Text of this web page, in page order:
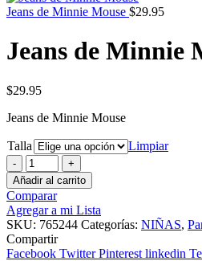
Jeans de Minnie Mouse $29.95
Jeans de Minnie
$29.95
Jeans de Minnie Mouse
Talla
Limpiar
Jeans
de
Minnie
Mouse
cantidad
Añadir al carrito
Comparar
Agregar a mi Lista
SKU: 765244 Categorías: NIÑAS,
Compartir
Facebook Twitter Pinterest linkedin